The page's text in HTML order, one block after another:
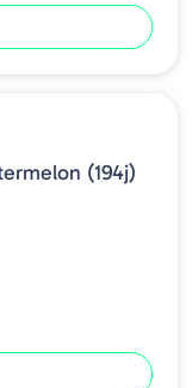
(194j)